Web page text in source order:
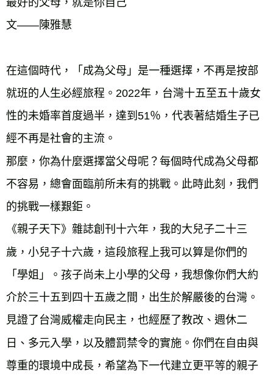
最好的父母，就是你自己
文——陳雅慧
在這個時代，「成為父母」是一種選擇，不再是按部
就班的人生必經旅程。2022年，台灣十五至五十歲女
性的未婚率首度過半，達到51％，代表著結婚生子已
經不再是社會的主流。
那麼，你為什麼選擇當父母呢？每個時代成為父母都
不容易，總會面臨前所未有的挑戰。此時此刻，我們
的挑戰一樣艱鉅。
《親子天下》雜誌創刊十六年，我的大兒子二十三
歲，小兒子十六歲，這段旅程上我可以算是你們的
「學姐」。孩子尚未上小學的父母，我想像你們大約
介於三十五到四十五歲之間，出生於解嚴後的台灣。
見證了台灣威權走向民主，也經歷了教改、週休二
日、多元入學，以及體罰禁令的實施。你們在自由與
尊重的環境中成長，希望為下一代建立更平等的親子